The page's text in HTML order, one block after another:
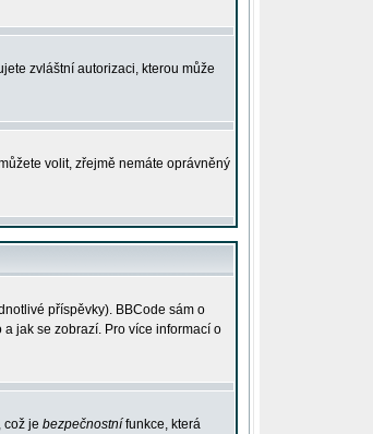
zvláštní autorizaci, kterou může
volit, zřejmě nemáte oprávněný
příspěvky). BBCode sám o
jak se zobrazí. Pro více informací o
což je bezpečnostní funkce, která